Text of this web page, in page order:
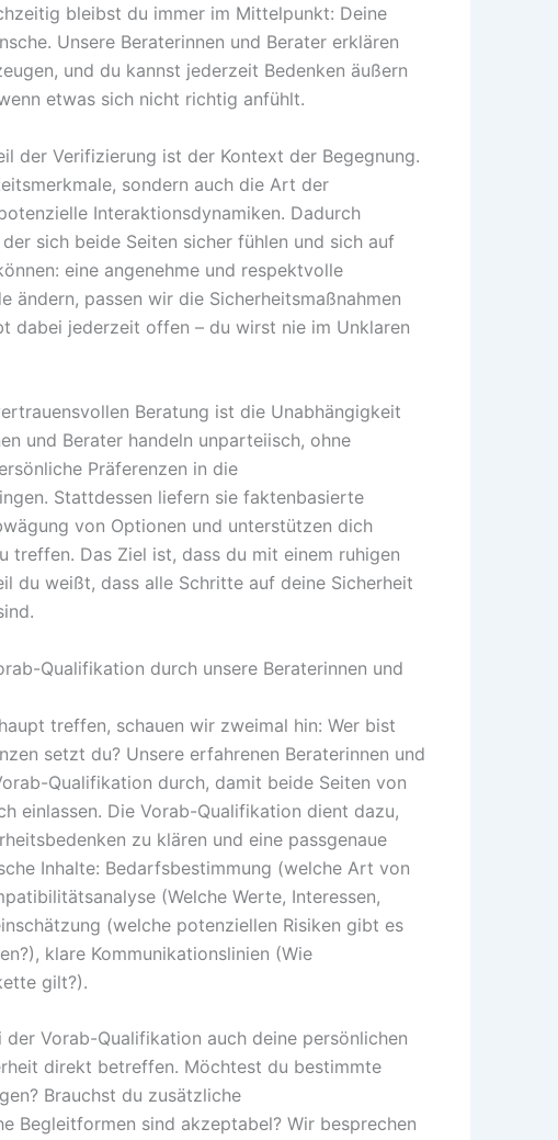
bleibst du immer im Mittelpunkt: Deine
Unsere Beraterinnen und Berater erklären
und du kannst jederzeit Bedenken äußern
etwas sich nicht richtig anfühlt.
der Verifizierung ist der Kontext der Begegnung.
sondern auch die Art der
Interaktionsdynamiken. Dadurch
sich beide Seiten sicher fühlen und sich auf
eine angenehme und respektvolle
ändern, passen wir die Sicherheitsmaßnahmen
dabei jederzeit offen – du wirst nie im Unklaren
Beratung ist die Unabhängigkeit
und Berater handeln unparteiisch, ohne
Präferenzen in die
Stattdessen liefern sie faktenbasierte
von Optionen und unterstützen dich
treffen. Das Ziel ist, dass du mit einem ruhigen
du weißt, dass alle Schritte auf deine Sicherheit
Qualifikation durch unsere Beraterinnen und
treffen, schauen wir zweimal hin: Wer bist
setzt du? Unsere erfahrenen Beraterinnen und
Qualifikation durch, damit beide Seiten von
einlassen. Die Vorab-Qualifikation dient dazu,
zu klären und eine passgenaue
Inhalte: Bedarfsbestimmung (welche Art von
(Welche Werte, Interessen,
(welche potenziellen Risiken gibt es
klare Kommunikationslinien (Wie
gilt?).
Vorab-Qualifikation auch deine persönlichen
direkt betreffen. Möchtest du bestimmte
Brauchst du zusätzliche
Begleitformen sind akzeptabel? Wir besprechen